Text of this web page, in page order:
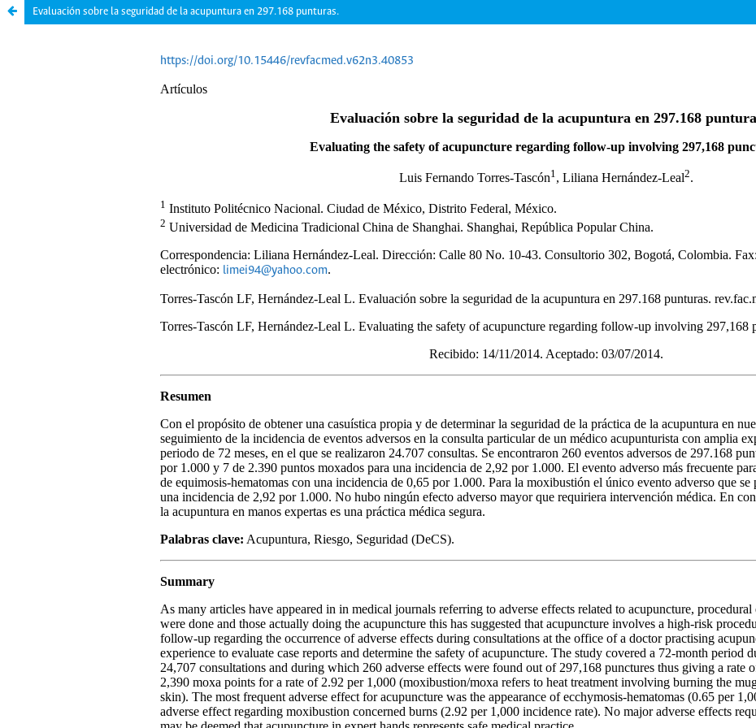
Evaluación sobre la seguridad de la acupuntura en 297.168 punturas.